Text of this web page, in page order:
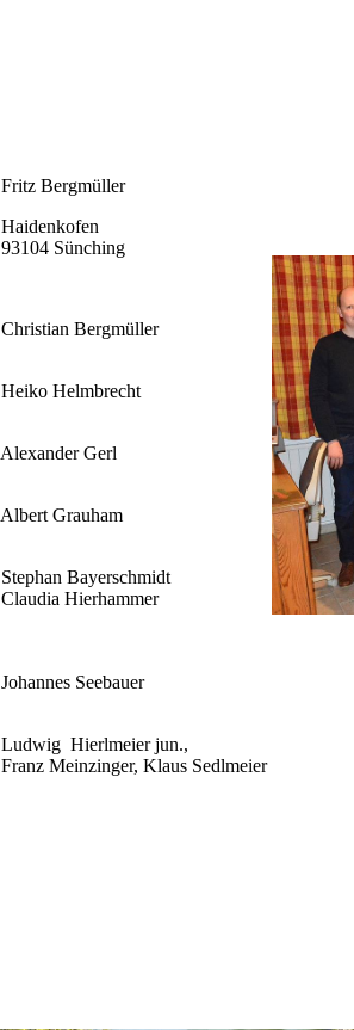
Fritz Bergmüller
Haidenkofen
93104 Sünching
Christian Bergmüller
Heiko Helmbrecht
Alexander Gerl
Albert Grauham
Stephan Bayerschmidt
Claudia Hierhammer
Johannes Seebauer
Ludwig Hierlmeier jun.,
Franz Meinzinger, Klaus Sedlmeier